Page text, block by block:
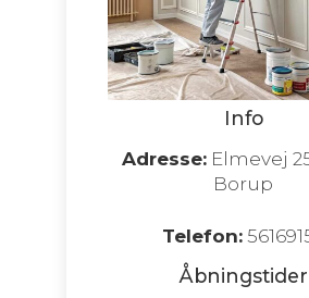
Info
Adresse:Elmevej
Borup
Telefon:
Åbningstider